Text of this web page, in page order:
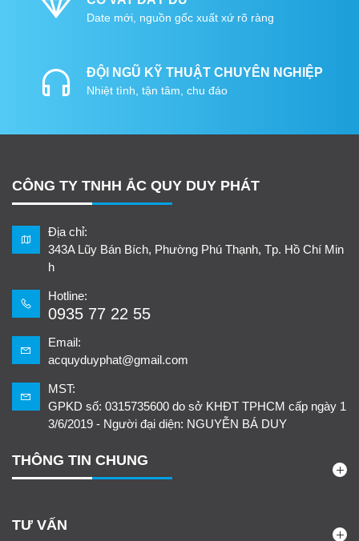
Date mới, nguồn gốc xuất xứ rõ ràng
ĐỘI NGŨ KỸ THUẬT CHUYÊN NGHIỆP
Nhiệt tình, tận tâm, chu đáo
CÔNG TY TNHH ẮC QUY DUY PHÁT
Địa chỉ:
343A Lũy Bán Bích, Phường Phú Thạnh, Tp. Hồ Chí Min
h
Hotline:
0935 77 22 55
Email:
acquyduyphat@gmail.com
MST:
GPKD số: 0315735600 do sở KHĐT TPHCM cấp ngày 1
3/6/2019 - Người đại diện: NGUYỄN BÁ DUY
THÔNG TIN CHUNG
TƯ VẤN